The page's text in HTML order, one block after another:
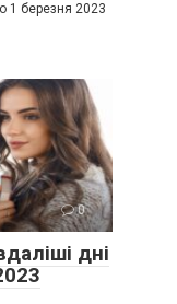
1 березня 2023
0
дні